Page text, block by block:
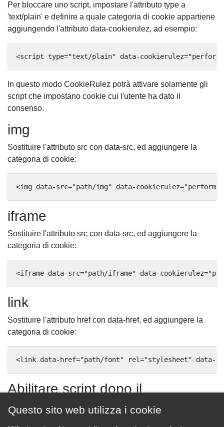
Per bloccare uno script, impostare l'attributo type a
'text/plain' e definire a quale categoria di cookie appartiene
aggiungendo l'attributo data-cookierulez, ad esempio:
In questo modo CookieRulez potrà attivare solamente gli
script che impostano cookie cui l'utente ha dato il
consenso.
img
Sostituire l'attributo src con data-src, ed aggiungere la
categoria di cookie:
iframe
Sostituire l'attributo src con data-src, ed aggiungere la
categoria di cookie:
link
Sostituire l'attributo href con data-href, ed aggiungere la
categoria di cookie:
Abilitare script dopo il
caricamento della pagina
Questo sito web utilizza i cookie